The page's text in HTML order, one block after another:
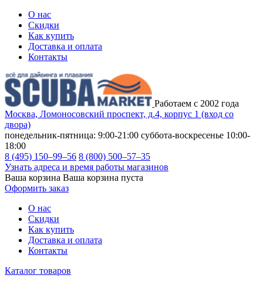
О нас
Скидки
Как купить
Доставка и оплата
Контакты
Работаем с 2002 года
Москва, Ломоносовский проспект, д.4, корпус 1 (вход со
двора)
понедельник-пятница: 9:00-21:00 суббота-воскресенье 10:00-
18:00
8 (495) 150–99–56 8 (800) 500–57–35
Узнать адреса и время работы магазинов
Ваша корзина Ваша корзина пуста
Оформить заказ
О нас
Скидки
Как купить
Доставка и оплата
Контакты
Каталог товаров